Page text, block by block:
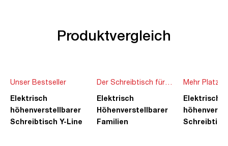
Produktvergleich
Unser Bestseller
Elektrisch
höhenverstellbarer
Schreibtisch Y-Line
Der Schreibtisch für
die ganze Familie
Elektrisch
Höhenverstellbarer
Familien
Mehr Platz
Ideen
Elektrisch